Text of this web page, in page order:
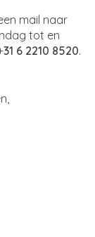
mail naar
tot en
31 6 2210 8520.